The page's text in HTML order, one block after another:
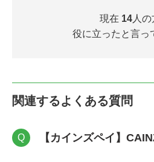
現在 14 人
役に立ったと言っ
関連するよくある質問
Q 【カインズペイ】